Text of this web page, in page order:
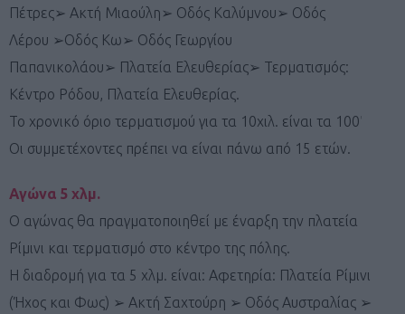
Πέτρες➢ Ακτή Μιαούλη➢ Οδός Καλύμνου➢ Οδός
Λέρου ➢Οδός Κω➢ Οδός Γεωργίου
Παπανικολάου➢ Πλατεία Ελευθερίας➢ Τερματισμός:
Κέντρο Ρόδου, Πλατεία Ελευθερίας.
Το χρονικό όριο τερματισμού για τα 10χιλ. είναι τα 100′
Οι συμμετέχοντες πρέπει να είναι πάνω από 15 ετών.
Αγώνα 5 χλμ.
Ο αγώνας θα πραγματοποιηθεί με έναρξη την πλατεία
Ρίμινι και τερματισμό στο κέντρο της πόλης.
Η διαδρομή για τα 5 χλμ. είναι: Αφετηρία: Πλατεία Ρίμινι
(Ήχος και Φως) ➢ Ακτή Σαχτούρη ➢ Οδός Αυστραλίας ➢